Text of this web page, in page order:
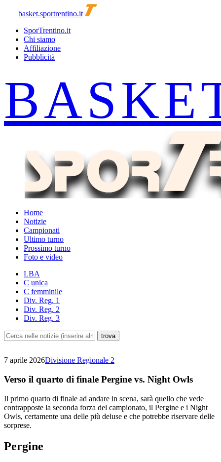
basket.sportrentino.it
SporTrentino.it
Chi siamo
Affiliazione
Pubblicità
Home
Notizie
Campionati
Ultimo turno
Prossimo turno
Foto e video
LBA
C unica
C femminile
Div. Reg. 1
Div. Reg. 2
Div. Reg. 3
7 aprile 2026Divisione Regionale 2
Verso il quarto di finale Pergine vs. Night Owls
Il primo quarto di finale ad andare in scena, sarà quello che vede
contrapposte la seconda forza del campionato, il Pergine e i Night
Owls, certamente una delle più deluse e che potrebbe riservare delle
sorprese.
Pergine